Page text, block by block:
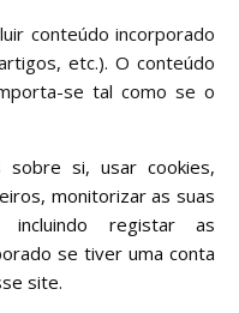
conteúdo incorporado
etc.). O conteúdo
se tal como se o
si, usar cookies,
monitorizar as suas
registar as
se tiver uma conta
site.